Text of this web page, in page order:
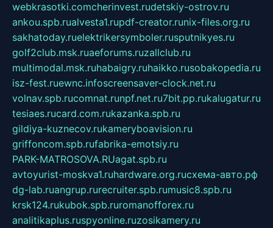
webkrasotki.comcherinvest.rudetskiy-ostrov.ru
ankou.spb.rualvesta1.rupdf-creator.runix-files.org.ru
sakhatoday.ruelektrikersymboler.rusputnikyes.ru
golf2club.msk.ruaeforums.ruzallclub.ru
multimodal.msk.ruhabaigry.ruhaikko.rusobakopedia.ru
isz-fest.ruewnc.infoscreensaver-clock.net.ru
volnav.spb.rucomnat.runpf.net.ru7bit.pp.rukalugatur.ru
tesiaes.rucard.com.rukazanka.spb.ru
gildiya-kuznecov.rukameryboavision.ru
griffoncom.spb.rufabrika-emotsiy.ru
PARK-MATROSOVA.RUagat.spb.ru
avtoyurist-moskva1.ruhardware.org.ruсхема-авто.рф
dg-lab.ruangrup.rurecruiter.spb.rumusic8.spb.ru
krsk124.rukubok.spb.ruromanofforex.ru
analitikaplus.ruspyonline.ruzosikamery.ru